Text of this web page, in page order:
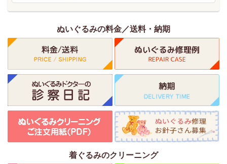
ぬいぐるみの料金／送料・納期
着ぐるみのクリーニング